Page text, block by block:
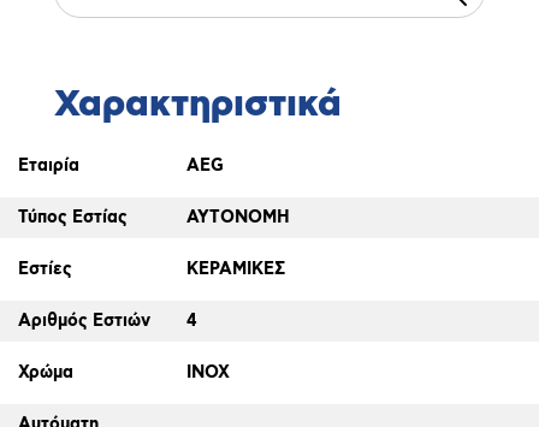
Χαρακτηριστικά
Εταιρία AEG
Τύπος Εστίας ΑΥΤΟΝΟΜΗ
Εστίες ΚΕΡΑΜΙΚΕΣ
Αριθμός Εστιών 4
Χρώμα INOX